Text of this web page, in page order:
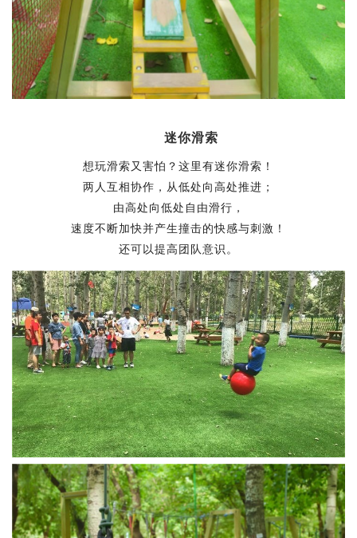
迷你滑索
想玩滑索又害怕？这里有迷你滑索！
两人互相协作，从低处向高处推进；
由高处向低处自由滑行，
速度不断加快并产生撞击的快感与刺激！
还可以提高团队意识。